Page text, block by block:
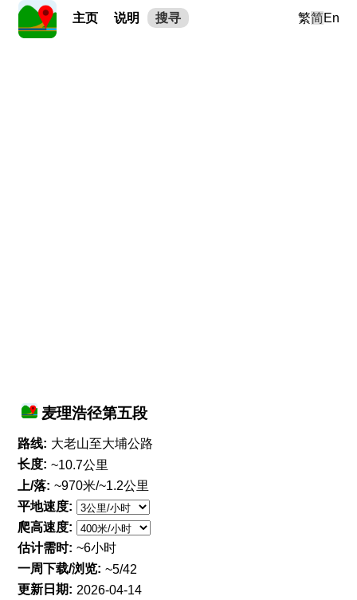
主页 说明 搜寻 繁简En
麦理浩径第五段
路线: 大老山至大埔公路
长度: ~10.7公里
上/落: ~970米/~1.2公里
平地速度:
爬高速度:
估计需时: ~6小时
一周下载/浏览: ~5/42
更新日期: 2026-04-14